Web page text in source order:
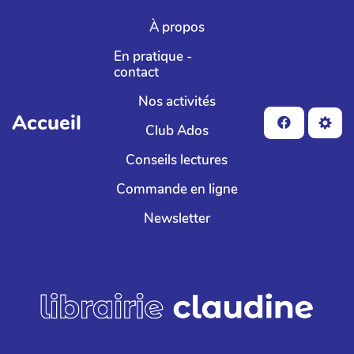
Aller au contenu principal
Accueil
À propos
En pratique -
contact
Nos activités
Club Ados
Conseils lectures
Commande en ligne
Newsletter